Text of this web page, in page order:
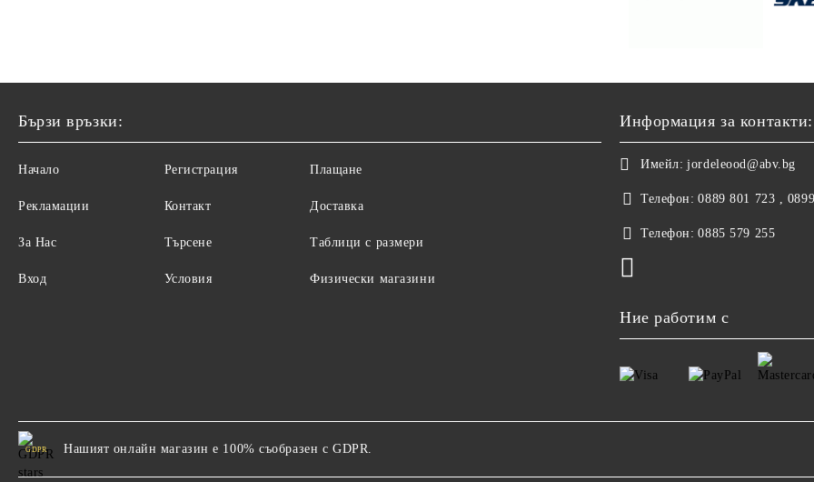
Бързи връзки:
Начало
Рекламации
За Нас
Вход
Регистрация
Контакт
Търсене
Условия
Плащане
Доставка
Таблици с размери
Физически магазини
Информация за контакти:
Имейл: jordeleood@abv.bg
Телефон: 0889 801 723 ,
Телефон: 0885 579 255
Ние работим с
GDPR Нашият онлайн магазин е 100% съобразен с GDPR.